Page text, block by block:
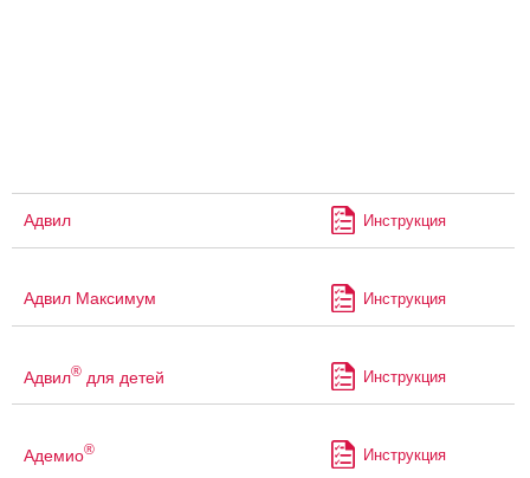
Адвил Инструкция
Адвил Максимум Инструкция
Адвил® для детей Инструкция
Адемио® Инструкция